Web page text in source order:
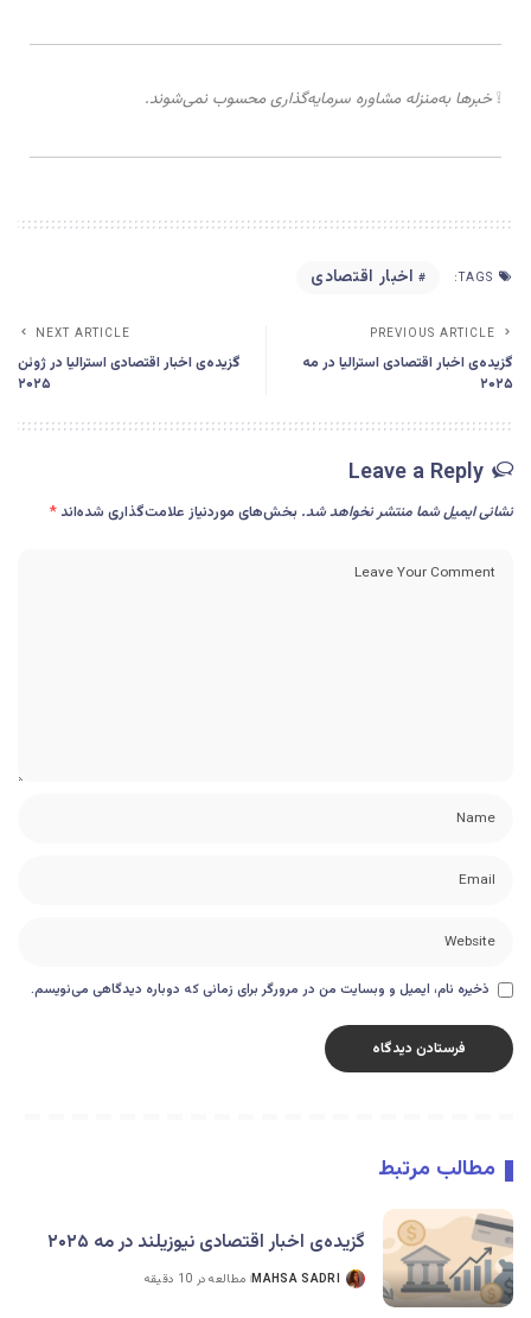
❕خبرها به‌منزله مشاوره سرمایه‌گذاری محسوب نمی‌شوند.
TAGS: اخبار اقتصادی
PREVIOUS ARTICLE
گزیده‌ی اخبار اقتصادی استرالیا در مه
۲۰۲۵
NEXT ARTICLE
گزیده‌ی اخبار اقتصادی استرالیا در ژوئن
۲۰۲۵
Leave a Reply
نشانی ایمیل شما منتشر نخواهد شد. بخش‌های موردنیاز علامت‌گذاری شده‌اند *
ذخیره نام، ایمیل و وبسایت من در مرورگر برای زمانی که دوباره دیدگاهی می‌نویسم.
مطالب مرتبط
گزیده‌ی اخبار اقتصادی نیوزیلند در مه ۲۰۲۵
MAHSA SADRI مطالعه در 10 دقیقه